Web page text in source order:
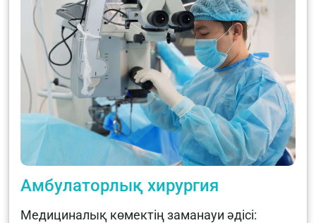
Амбулаторлық хирургия
Медициналық көмектің заманауи әдісі: